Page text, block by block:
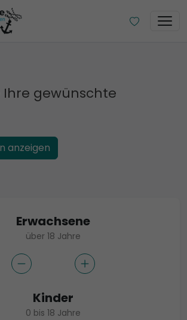
Ihre gewünschte
anzeigen
Erwachsene
über 18 Jahre
Kinder
0 bis 18 Jahre